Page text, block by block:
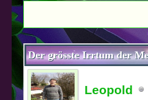
1
1
2
3
4
5
Der grösste Irrtum der
Leopold